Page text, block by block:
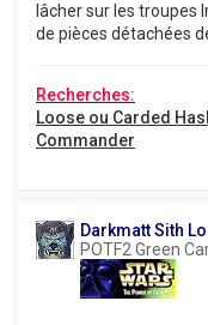
lâcher sur les troupes
de pièces détachées
Recherches:
Loose ou Carded
Commander
Darkmatt Sith
POTF2 Green